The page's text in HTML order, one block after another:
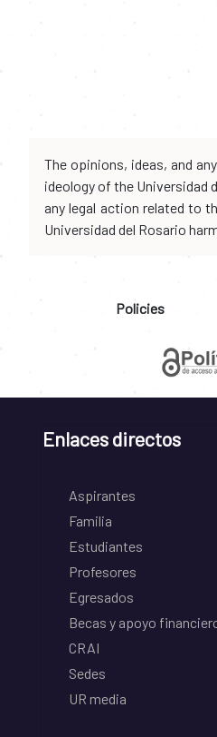
The opinions, ideas, and
ideology of the Universidad
any legal action related to
Universidad del Rosario
Policies
Enlaces directos
Aspirantes
Familia
Estudiantes
Profesores
Egresados
Becas y apoyo
CRAI
Sedes
UR media